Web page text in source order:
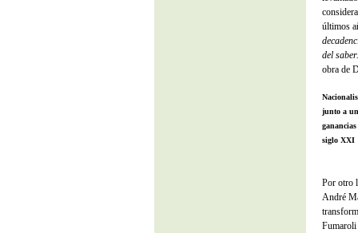
últimos
del
obra de
junto a
siglo XXI
Por otro
André